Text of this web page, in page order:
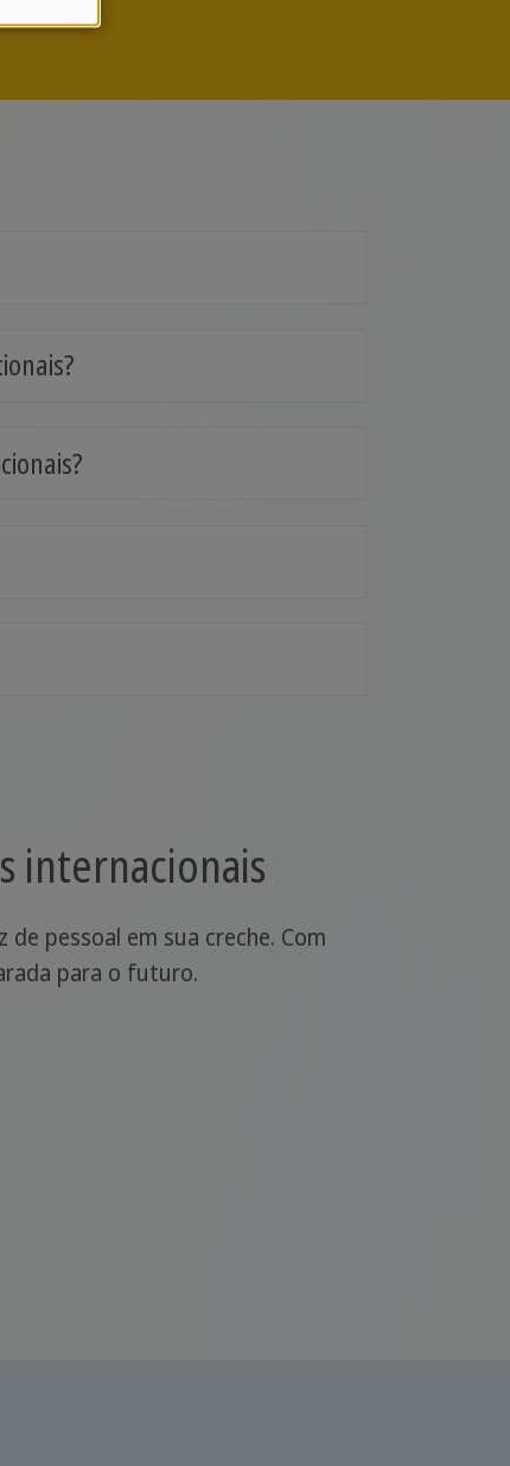
internacionais
pessoal em sua creche. Com
para o futuro.